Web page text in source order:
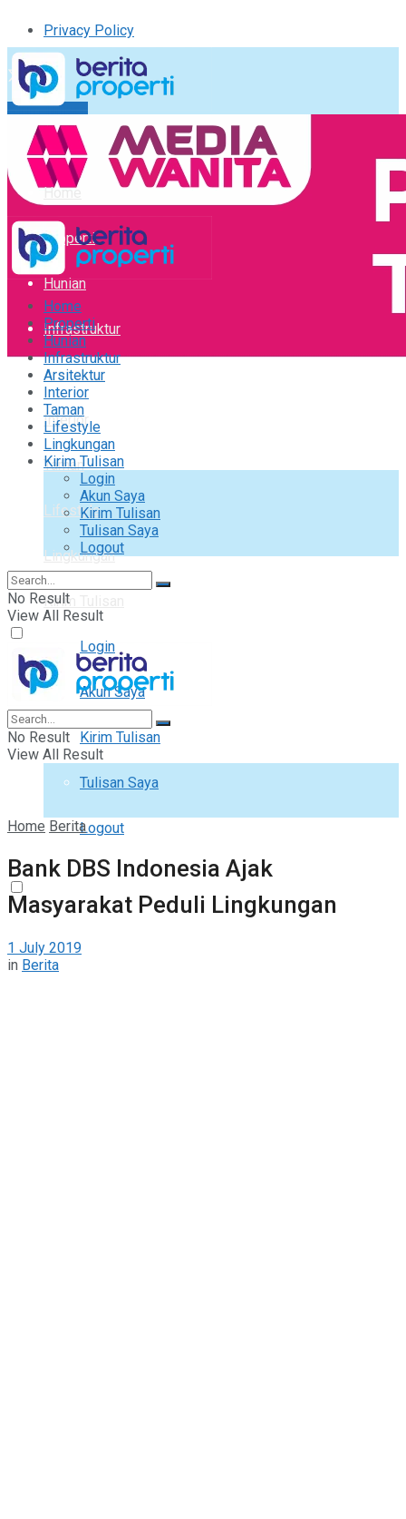
Privacy Policy
Kirim Tulisan
Tulisan Saya
Logout
Home
Properti
Hunian
Infrastruktur
Arsitektur
Interior
Taman
Lifestyle
Lingkungan
Kirim Tulisan
Login
Akun Saya
Kirim Tulisan
Tulisan Saya
Logout
Home
Properti
Hunian
Infrastruktur
Arsitektur
Interior
Taman
Lifestyle
Lingkungan
Kirim Tulisan
Login
Akun Saya
Kirim Tulisan
Tulisan Saya
Logout
No Result
View All Result
No Result
View All Result
Home Berita
Bank DBS Indonesia Ajak
Masyarakat Peduli Lingkungan
1 July 2019
in Berita